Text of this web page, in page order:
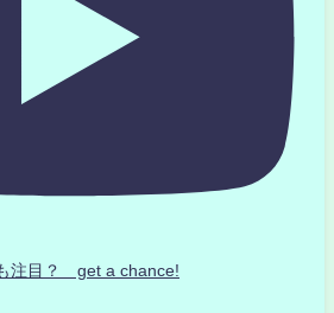
注目？ get a chance!